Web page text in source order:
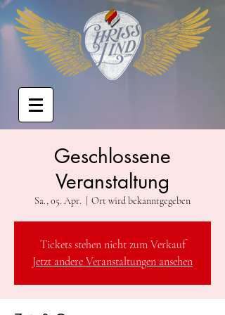
Geschlossene
Veranstaltung
Sa., 05. Apr. Ort wird bekanntgegeben
Tickets stehen nicht zum Verkauf
Jetzt andere Veranstaltungen ansehen